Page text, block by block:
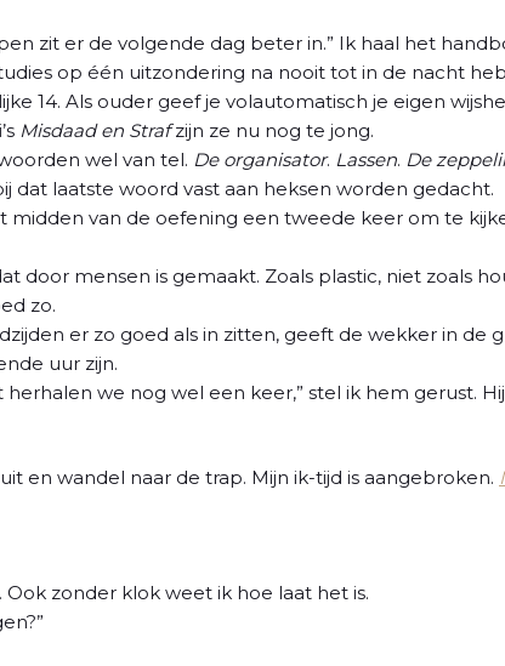
zit er de volgende dag beter in.” Ik haal het
op één uitzondering na nooit tot in de nacht
14. Als ouder geef je volautomatisch je eigen
Misdaad en Strafzijn ze nu nog te jong.
wel van tel. De organisator. Lassen. De
dat laatste woord vast aan heksen worden gedacht.
midden van de oefening een tweede keer om te
door mensen is gemaakt. Zoals plastic, niet zoals
zo.
er zo goed als in zitten, geeft de wekker in de
uur zijn.
we nog wel een keer,” stel ik hem gerust.
en wandel naar de trap. Mijn ik-tijd is aangebroken.
zonder klok weet ik hoe laat het is.